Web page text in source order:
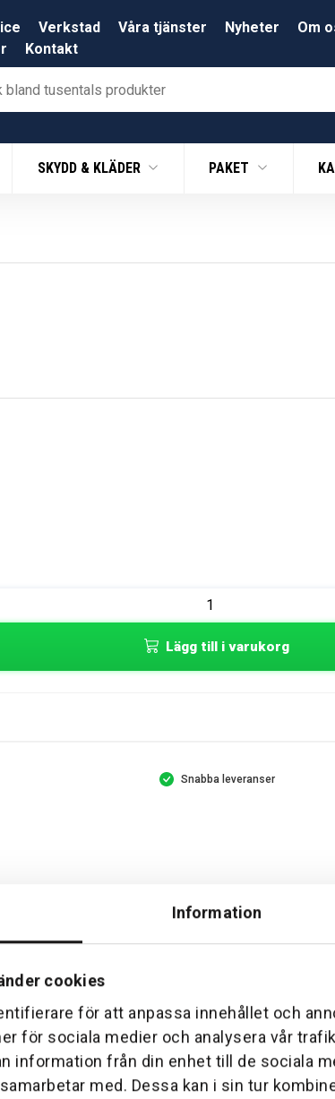
Information
cookies
för att anpassa innehållet och
för sociala medier och analysera vår
information från din enhet till de sociala
med. Dessa kan i sin tur
Verkstad Våra tjänster Nyheter
Om
Kontakt
SKYDD & KLÄDER PAKET
Lägg till i varukorg
Snabba leveranser
Hemleverans
fram till din dörr. Oavsett storlek.
Över
Företaget
sedan